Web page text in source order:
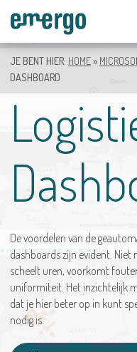
TERUG
SOFTWARE
DIENSTEN
ACADEMY
CASES
BLOGS
E-MERGO
WERKEN BIJ
JE BENT HIER: HOME»
DASHBOARD
De voordelen van de
dashboards zijn evident. Niet
scheelt uren, voorkomt
uniformiteit. Het inzichtelijk
dat je hier beter op in kunt
nodig is.